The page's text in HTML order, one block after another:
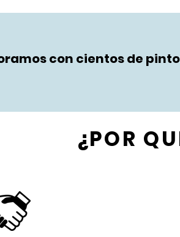
con cientos de
¿POR